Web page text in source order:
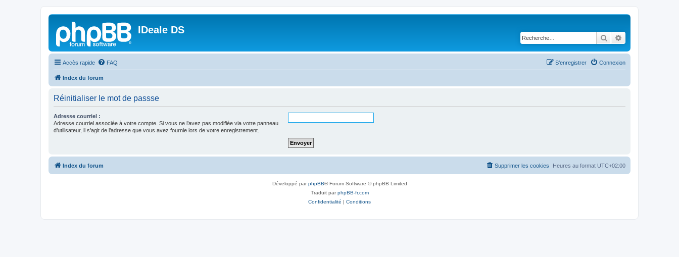
IDeale DS
Rechercher
Accès rapide FAQ Connexion
S’enregistrer
Index du forum
Réinitialiser le mot de passse
Adresse courriel :
Adresse courriel associée à votre compte. Si vous ne l’avez pas modifiée via votre panneau
d’utilisateur, il s’agit de l’adresse que vous avez fournie lors de votre enregistrement.
Index du forum Heures au format UTC+02:00
Supprimer les cookies
Développé parphpBB® Forum Software © phpBB Limited
Traduit parphpBB-fr.com
Confidentialité | Conditions